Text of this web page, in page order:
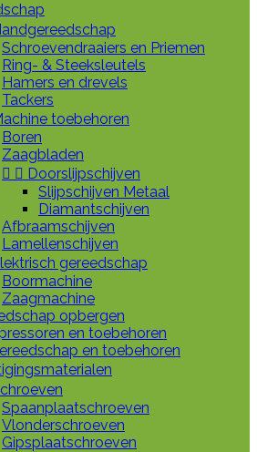
Schroevendraaiers en Priemen
Ring- & Steeksleutels
Hamers en drevels
Tackers
toebehoren
Boren
Zaagbladen
  Doorslijpschijven
Slijpschijven Metaal
Diamantschijven
Afbraamschijven
Lamellenschijven
gereedschap
Boormachine
Zaagmachine
opbergen
en toebehoren
en toebehoren
Spaanplaatschroeven
Vlonderschroeven
Gipsplaatschroeven